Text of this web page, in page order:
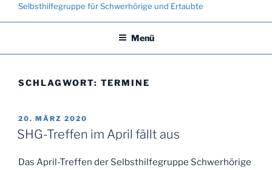
Selbsthilfegruppe für Schwerhörige und Ertaubte
Menü
SCHLAGWORT: TERMINE
VERÖFFENTLICHT
AM
20. MÄRZ 2020
SHG-Treffen im April fällt aus
Das April-Treffen der Selbsthilfegruppe Schwerhörige